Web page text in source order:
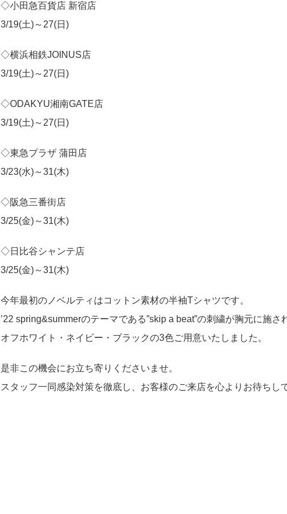
◇小田急百貨店 新宿店
3/19(土)～27(日)
◇横浜相鉄JOINUS店
3/19(土)～27(日)
◇ODAKYU湘南GATE店
3/19(土)～27(日)
◇東急プラザ 蒲田店
3/23(水)～31(木)
◇阪急三番街店
3/25(金)～31(木)
◇日比谷シャンテ店
3/25(金)～31(木)
今年最初のノベルティはコットン素材の半袖Tシャツです。
’22 spring&summerのテーマである”skip a beat”の刺繍が胸元に施さ
オフホワイト・ネイビー・ブラックの3色ご用意いたしました。
是非この機会にお立ち寄りくださいませ。
スタッフ一同感染対策を徹底し、お客様のご来店を心よりお待ちし